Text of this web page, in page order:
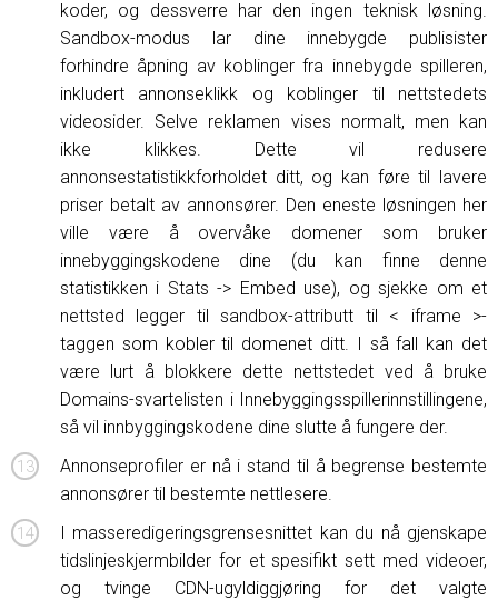
koder, og dessverre har den ingen teknisk løsning.
Sandbox-modus lar dine innebygde publisister
forhindre åpning av koblinger fra innebygde spilleren,
inkludert annonseklikk og koblinger til nettstedets
videosider. Selve reklamen vises normalt, men kan
ikke klikkes. Dette vil redusere
annonsestatistikkforholdet ditt, og kan føre til lavere
priser betalt av annonsører. Den eneste løsningen her
ville være å overvåke domener som bruker
innebyggingskodene dine (du kan finne denne
statistikken i Stats -> Embed use), og sjekke om et
nettsted legger til sandbox-attributt til < iframe >-
taggen som kobler til domenet ditt. I så fall kan det
være lurt å blokkere dette nettstedet ved å bruke
Domains-svartelisten i Innebyggingsspillerinnstillingene,
så vil innbyggingskodene dine slutte å fungere der.
Annonseprofiler er nå i stand til å begrense bestemte
annonsører til bestemte nettlesere.
I masseredigeringsgrensesnittet kan du nå gjenskape
tidslinjeskjermbilder for et spesifikt sett med videoer,
og tvinge CDN-ugyldiggjøring for det valgte